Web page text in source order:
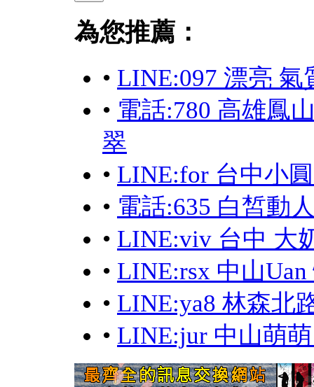
為您推薦：
• LINE:097 漂亮 氣
• 電話:780 高雄鳳
翠
• LINE:for 台中小
• 電話:635 白皙動
• LINE:viv 台中 大
• LINE:rsx 中山
• LINE:ya8 林森北
• LINE:jur 中山萌